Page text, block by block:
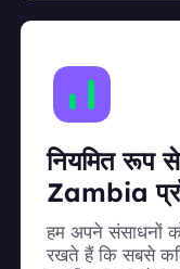
नियमित रूप
Zambia
हम अपने संसाधनों
रखते हैं कि सबसे